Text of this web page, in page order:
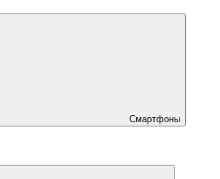
Смартфоны